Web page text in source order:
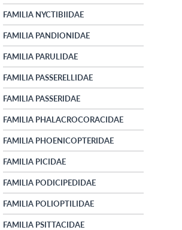
FAMILIA NYCTIBIIDAE
FAMILIA PANDIONIDAE
FAMILIA PARULIDAE
FAMILIA PASSERELLIDAE
FAMILIA PASSERIDAE
FAMILIA PHALACROCORACIDAE
FAMILIA PHOENICOPTERIDAE
FAMILIA PICIDAE
FAMILIA PODICIPEDIDAE
FAMILIA POLIOPTILIDAE
FAMILIA PSITTACIDAE